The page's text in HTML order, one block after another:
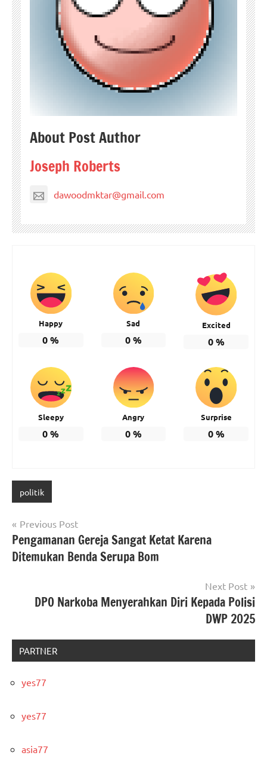
About Post Author
Joseph Roberts
dawoodmktar@gmail.com
Happy
0%
Sad
0%
Excited
0%
Sleepy
0%
Angry
0%
Surprise
0%
politik
Post
navigation
Previous Post
Pengamanan Gereja Sangat Ketat Karena
Ditemukan Benda Serupa Bom
Next Post
DPO Narkoba Menyerahkan Diri Kepada Polisi
DWP 2025
PARTNER
yes77
yes77
asia77